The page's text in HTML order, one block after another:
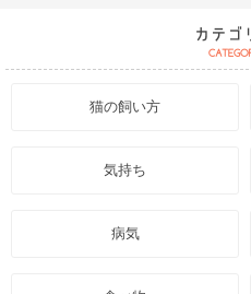
猫の飼い方
気持ち
病気